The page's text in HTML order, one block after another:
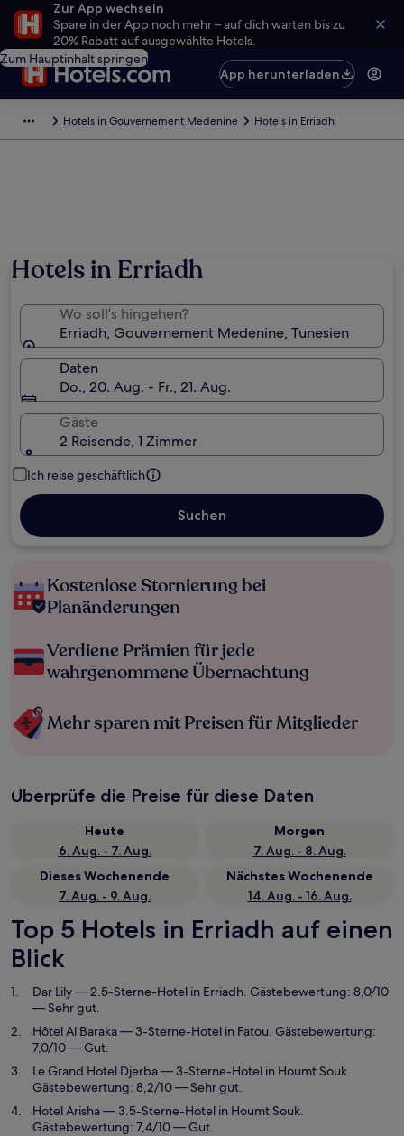
Zur App wechseln
Spare in der App noch mehr – auf dich warten bis zu
20% Rabatt auf ausgewählte Hotels.
Zum Hauptinhalt springen
App herunterladen
Hotels in Gouvernement Medenine Hotels in Erriadh
Hotels in Erriadh
Wo soll’s hingehen?
Erriadh, Gouvernement Medenine, Tunesien
Daten
Do., 20. Aug. - Fr., 21. Aug.
Gäste
2 Reisende, 1 Zimmer
Ich reise geschäftlich
Suchen
Kostenlose Stornierung bei
Planänderungen
Verdiene Prämien für jede
wahrgenommene Übernachtung
Mehr sparen mit Preisen für Mitglieder
Überprüfe die Preise für diese Daten
Heute
6. Aug. - 7. Aug.
Morgen
7. Aug. - 8. Aug.
Dieses Wochenende
7. Aug. - 9. Aug.
Nächstes Wochenende
14. Aug. - 16. Aug.
Top 5 Hotels in Erriadh auf einen
Blick
Dar Lily— 2.5-Sterne-Hotel in Erriadh. Gästebewertung: 8,0/10
— Sehr gut.
Hôtel Al Baraka— 3-Sterne-Hotel in Fatou. Gästebewertung:
7,0/10 — Gut.
Le Grand Hotel Djerba— 3-Sterne-Hotel in Houmt Souk.
Gästebewertung: 8,2/10 — Sehr gut.
Hotel Arisha— 3.5-Sterne-Hotel in Houmt Souk.
Gästebewertung: 7,4/10 — Gut.